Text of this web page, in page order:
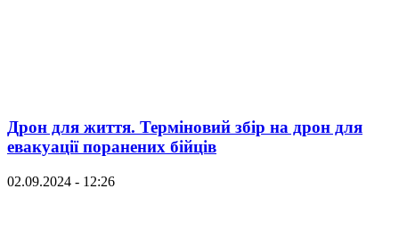
Дрон для життя. Терміновий збір на дрон для
евакуації поранених бійців
02.09.2024 - 12:26